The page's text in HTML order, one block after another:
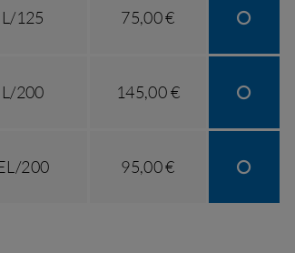
125 75,00 €
200 145,00 €
200 95,00 €